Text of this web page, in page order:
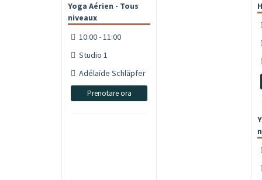
Yoga Aérien - Tous
niveaux
10:00 - 11:00
Studio 1
Adélaïde Schläpfer
Prenotare ora